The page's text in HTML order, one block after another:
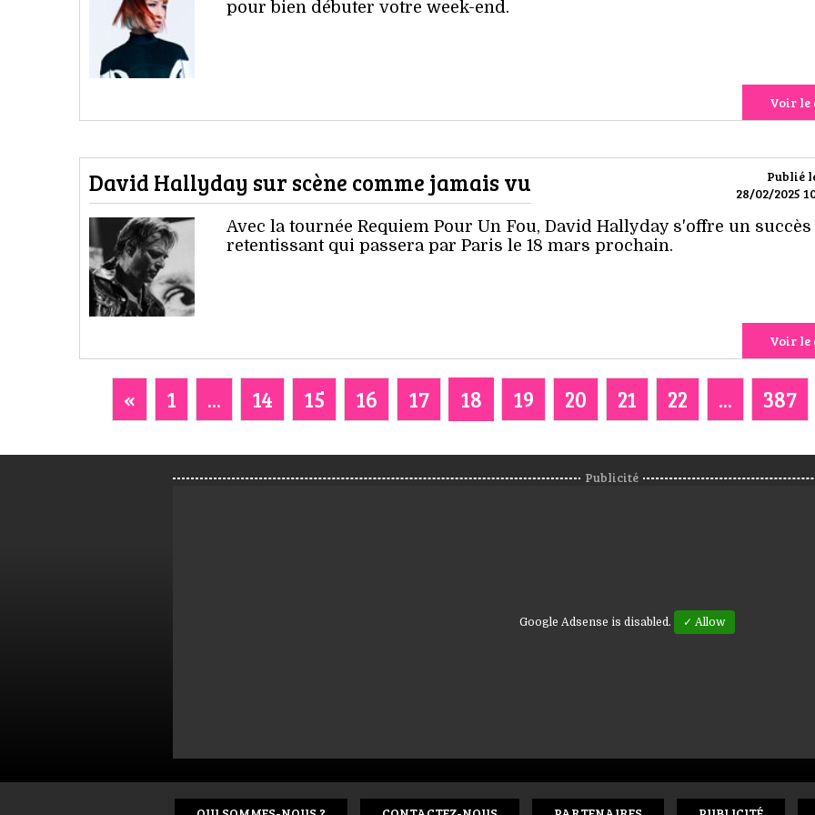
pour bien débuter votre week-end.
Voir le
Publié
28/02/2025
David Hallyday sur scène comme jamais vu
Avec la tournée Requiem Pour Un Fou, David Hallyday s'offre un succès
retentissant qui passera par Paris le 18 mars prochain.
Voir le
« 1 ... 14 15 16 17 18 19 20 21 22 ... 387
Publicité
Google Adsense is disabled. ✓ Allow